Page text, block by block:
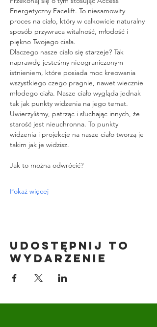
Energetyczny Facelift. To niesamowity
proces na ciało, który w całkowicie naturalny
sposób przywraca witalność, młodość i
piękno Twojego ciała.
Dlaczego nasze ciało się starzeje? Tak
naprawdę jesteśmy nieograniczonym
istnieniem, które posiada moc kreowania
wszystkiego czego pragnie, nawet wiecznie
młodego ciała. Nasze ciało wygląda jednak
tak jak punkty widzenia na jego temat.
Uwierzyliśmy, patrząc i słuchając innych, że
starość jest nieuchronna. To punkty
widzenia i projekcje na nasze ciało tworzą je
takim jak je widzisz.
Jak to można odwrócić?
Pokaż więcej
Udostępnij to
wydarzenie